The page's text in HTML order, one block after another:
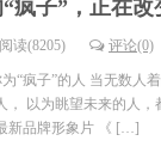
疯子”，正在改
阅读(8205) 评论(0)
“疯子”的人 当无数人
， 以为眺望未来的人
新品牌形象片 《 […]